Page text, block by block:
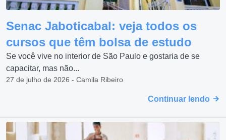
Senac Jaboticabal: veja todos os
cursos que têm bolsa de estudo
Se você vive no interior de São Paulo e gostaria de se
capacitar, mas não...
27 de julho de 2026 - Camila Ribeiro
Continuar lendo